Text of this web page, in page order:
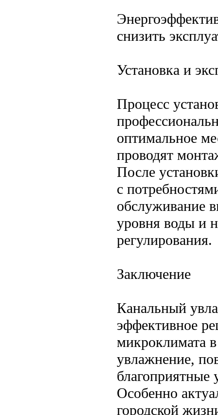
снизить
Установка и
Процесс
оптимальное
проводят
После
с
обслуживание
уровня воды и
регулирования.
Заключение
Канальный
эффективное
микроклимата
увлажнение,
благоприятные
Особенно
городской